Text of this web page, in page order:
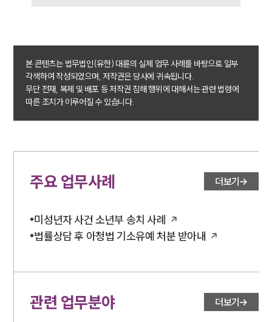
업무분야
형사그룹 업무
전체
형사전문변호사
언론보도
법률서식
본 콘텐츠는 법무법인(유한) 대륜의 실제 업무 사례를 바탕으로 일부
각색하여 작성되었으며, 저작권은 당사에 귀속됩니다.
무단 전재, 복제 및 배포 등 저작권 침해 행위에 대해서는 관련 법령에
따른 조치가 이루어질 수 있습니다.
주요 업무사례 더보기
미성년자 사건 소년부 송치 사례
법률상담 후 아청법 기소유예 처분 받아내
관련 업무분야 더보기